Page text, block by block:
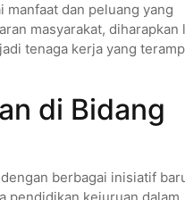
dan peluang yang
masyarakat, diharapkan
tenaga kerja yang
di Bidang
berbagai inisiatif